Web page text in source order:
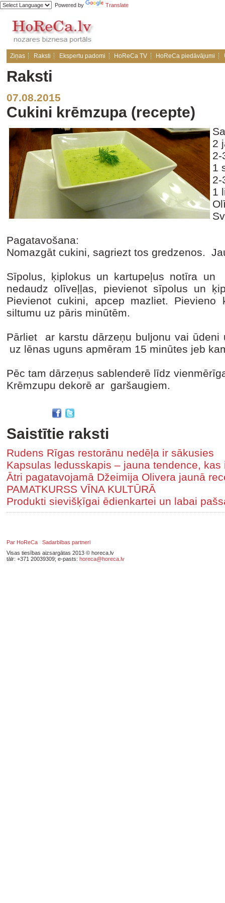
Powered by Translate
Ziņas Raksti Ekspertu padomi HoReCa TV HoReCa piedāvājumi
Raksti
07.08.2015
Cukini krēmzupa (recepte)
2
2-
1
2-
1
Pagatavošana:
Nomazgāt cukini, sagriezt tos gredzenos.
Sīpolus, ķiplokus un kartupeļus notīra un
nedaudz olīveļļas, pievienot sīpolus un
Pievienot cukini, apcep mazliet.
siltumu uz pāris minūtēm.
Pārliet ar karstu dārzeņu buljonu vai
uz lēnas uguns apmēram 15 minūtes jeb
Pēc tam dārzeņus sablenderē līdz
Krēmzupu dekorē ar garšaugiem.
Saistītie raksti
Rudens Rīgas restorānu nedēļa ir sākusies
Kapsulas ledusskapis – jauna tendence,
Ātri pagatavojamā Džeimija Olivera jaunā
PAMATKURSS VĪNA KULTŪRĀ
Produkti sievišķīgai ēdienkartei un labai
Par HoReCa
Sadarbības partneri
Visas tiesības aizsargātas 2013 © horeca.lv
tālr: +371 20039309; e-pasts: horeca@horeca.lv